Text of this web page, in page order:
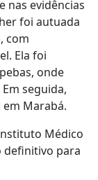
nas evidências
foi autuada
com
Ela foi
onde
seguida,
Marabá.
Médico
definitivo para